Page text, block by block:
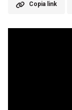
Copia link